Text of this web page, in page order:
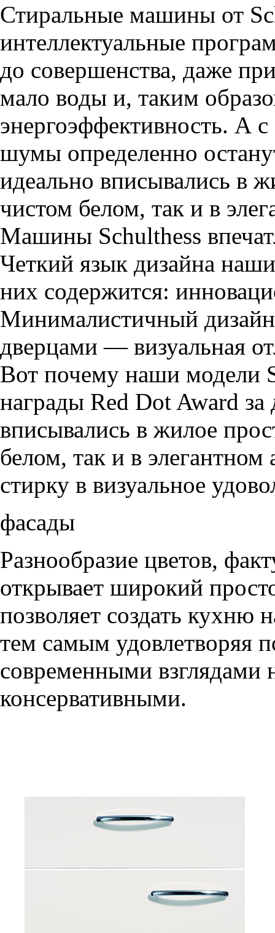
Стиральные машины от
интеллектуальные
до совершенства, даже
мало воды и, таким
энергоэффективность. А
шумы определенно
идеально вписывались в
чистом белом, так и в
Машины Schulthess
Четкий язык дизайна
них содержится:
Минималистичный
дверцами — визуальная
Вот почему наши модели
награды Red Dot Award
вписывались в жилое
белом, так и в
стирку в визуальное
фасады
Разнообразие цветов,
открывает широкий
позволяет создать кухню
тем самым удовлетворяя
современными взглядами
консервативными.